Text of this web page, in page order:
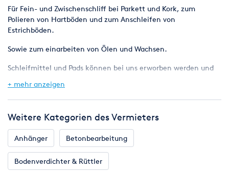
Für Fein- und Zwischenschliff bei Parkett und Kork, zum
Polieren von Hartböden und zum Anschleifen von
Estrichböden.
Sowie zum einarbeiten von Ölen und Wachsen.
Schleifmittel und Pads können bei uns erworben werden und
+ mehr anzeigen
Weitere Kategorien des Vermieters
Anhänger Betonbearbeitung
Bodenverdichter & Rüttler